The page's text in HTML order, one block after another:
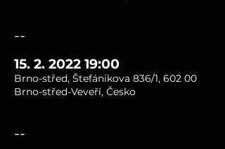
--
15. 2. 2022 19:00
Brno-střed, Štefánikova 836/1, 602 00
Brno-střed-Veveří, Česko
--